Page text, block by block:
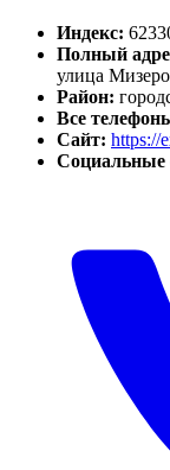
Индекс:
Полный
улица
Район:
Все
Сайт: https://
Социальные